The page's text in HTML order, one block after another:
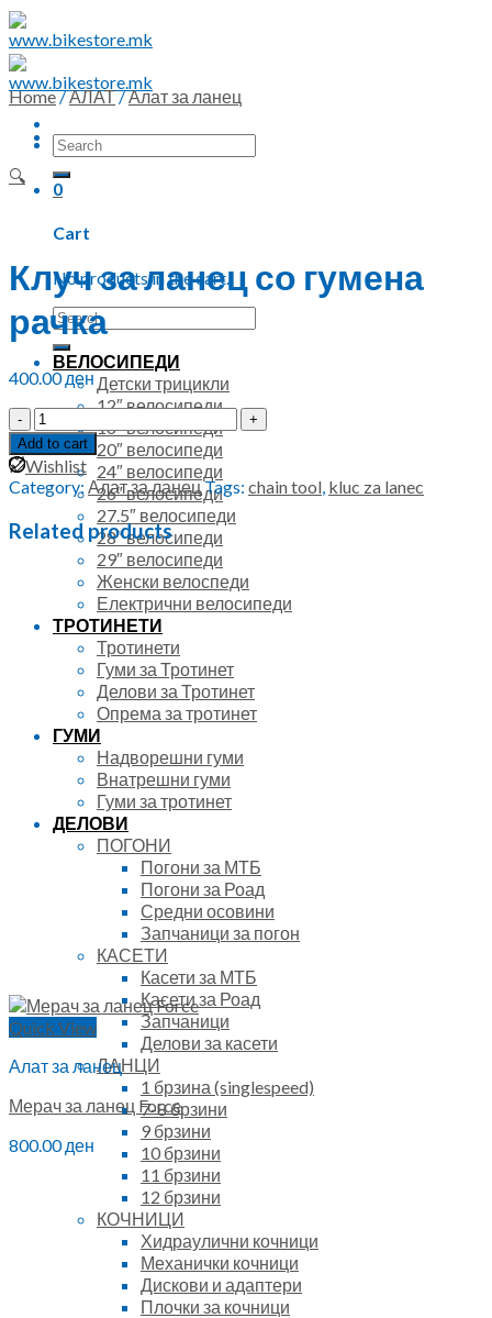
Skip
to
content
Search
for:
0
Cart
No products in the cart.
Search
for:
ВЕЛОСИПЕДИ
Детски трицикли
12″ велосипеди
16″ велосипеди
20″ велосипеди
24″ велосипеди
26″ велосипеди
27.5″ велосипеди
28″ велосипеди
29″ велосипеди
Женски велоспеди
Електрични велосипеди
ТРОТИНЕТИ
Тротинети
Гуми за Тротинет
Делови за Тротинет
Опрема за тротинет
ГУМИ
Надворешни гуми
Внатрешни гуми
Гуми за тротинет
ДЕЛОВИ
ПОГОНИ
Погони за МТБ
Погони за Роад
Средни осовини
Запчаници за погон
КАСЕТИ
Касети за МТБ
Касети за Роад
Запчаници
Делови за касети
ЛАНЦИ
1 брзина (singlespeed)
7-8 брзини
9 брзини
10 брзини
11 брзини
12 брзини
КОЧНИЦИ
Хидраулични кочници
Механички кочници
Дискови и адаптери
Плочки за кочници
Home/АЛАТ/Алат за ланец
🔍
Клуч за ланец со гумена
рачка
400.00ден
Клуч
за
ланец
со
гумена
рачка
quantity
Add to cart
Wishlist
Category: Алат за ланецTags: chain tool, kluc za lanec
Related products
Quick View
Алат за ланец
Мерач за ланец Force
800.00ден